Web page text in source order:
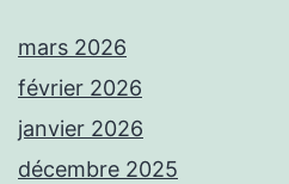
mars 2026
février 2026
janvier 2026
décembre 2025